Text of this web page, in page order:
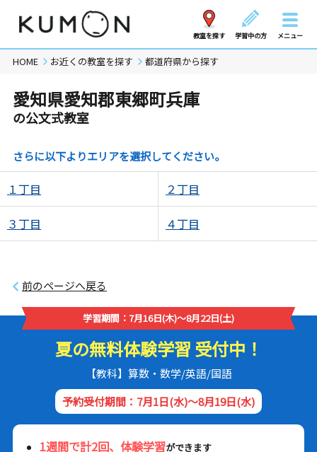
教室を探す 学習中の方 メニュー
HOME お近くの教室を探す 都道府県から探す
愛知県愛知郡東郷町兵庫
の公文式教室
さらに以下よりエリアを選択してください。
１丁目 ２丁目
３丁目 ４丁目
前のページへ戻る
学習期間：7月16日(木)～8月22日(土)
夏の無料体験学習 受付中！
【教科】算数・数学/英語/国語
予約受付期間：7月1日(水)～8月19日(水)
1週間で計2回、体験学習ができます